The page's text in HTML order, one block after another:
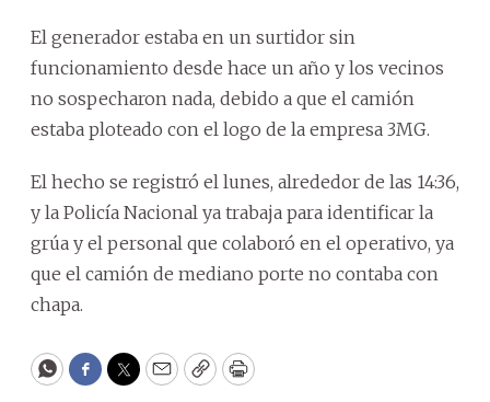
El generador estaba en un surtidor sin
funcionamiento desde hace un año y los vecinos
no sospecharon nada, debido a que el camión
estaba ploteado con el logo de la empresa 3MG.
El hecho se registró el lunes, alrededor de las 14:36,
y la Policía Nacional ya trabaja para identificar la
grúa y el personal que colaboró en el operativo, ya
que el camión de mediano porte no contaba con
chapa.
WhatsApp
Facebook
Twitter
EmailCopyPrint